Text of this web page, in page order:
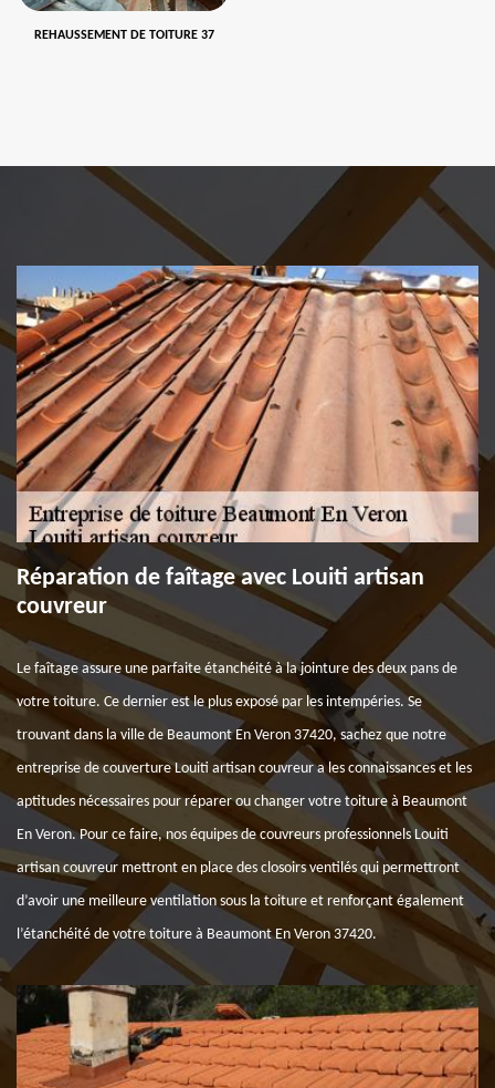
REHAUSSEMENT DE TOITURE 37
Réparation de faîtage avec Louiti artisan
couvreur
Le faîtage assure une parfaite étanchéité à la jointure des deux pans de
votre toiture. Ce dernier est le plus exposé par les intempéries. Se
trouvant dans la ville de Beaumont En Veron 37420, sachez que notre
entreprise de couverture Louiti artisan couvreur a les connaissances et les
aptitudes nécessaires pour réparer ou changer votre toiture à Beaumont
En Veron. Pour ce faire, nos équipes de couvreurs professionnels Louiti
artisan couvreur mettront en place des closoirs ventilés qui permettront
d’avoir une meilleure ventilation sous la toiture et renforçant également
l’étanchéité de votre toiture à Beaumont En Veron 37420.